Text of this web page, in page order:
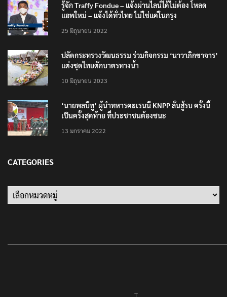
รู้จัก Traffy Fondue – แจ้งผ่านไลน์ได้ไม่ต้อง โหลด
แอพใหม่ – แจ้งได้ทั่วไทย ไม่ใช่แค่ในกรุง
25 มิถุนายน 2022
ปลัดกระทรวงวัฒนธรรม ร่วมกิจกรรม ‘นาวาภิกขาจาร’
แต่งชุดไทยตักบาตรทางน้ำ
10 มิถุนายน 2023
‘นายพลบีทู’ ผู้นำทหารคะเรนนี KNPP ลั่นสู้รบ ครั้งนี้
เป็นครั้งสุดท้าย ที่ประชาชนต้องชนะ
13 มกราคม 2022
CATEGORIES
Categories